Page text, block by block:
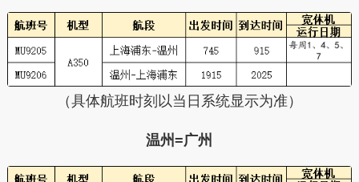
（具体航班时刻以当日系统显示为准）
温州=广州